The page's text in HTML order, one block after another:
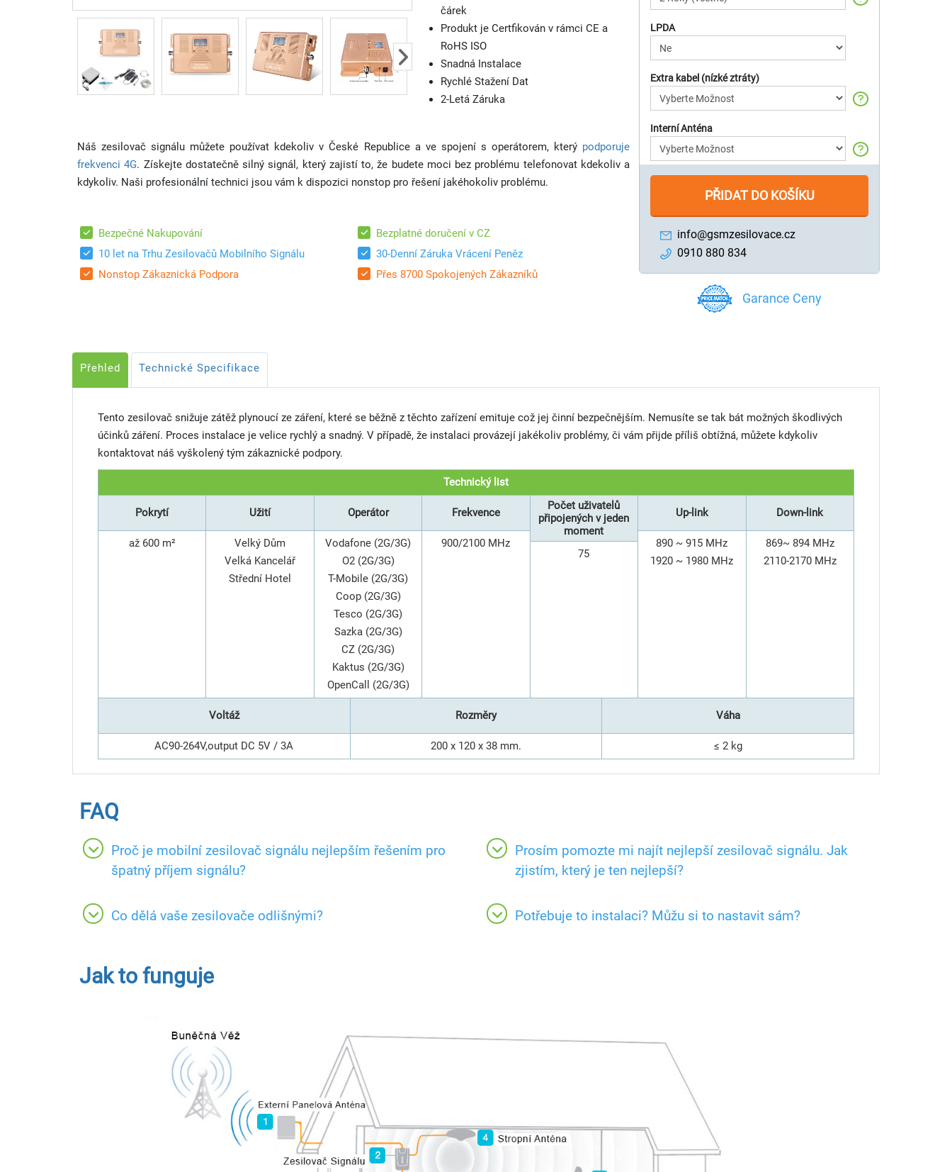
čárek
Produkt je Certfikován v rámci CE a
RoHS ISO
Snadná Instalace
Rychlé Stažení Dat
2-Letá Záruka
Náš zesilovač signálu můžete používat kdekoliv v České Republice a ve spojení s operátorem, který podporuje
frekvenci 4G. Získejte dostatečně silný signál, který zajistí to, že budete moci bez problému telefonovat kdekoliv a
kdykoliv. Naši profesionální technici jsou vám k dispozici nonstop pro řešení jakéhokoliv problému.
Bezpečné Nakupování
10 let na Trhu Zesilovačů Mobilního Signálu
Nonstop Zákaznická Podpora
Bezplatné doručení v CZ
30-Denní Záruka Vrácení Peněz
Přes 8700 Spokojených Zákazníků
LPDA
Extra kabel (nízké ztráty)
Interní Anténa
PŘIDAT DO KOŠÍKU
info@gsmzesilovace.cz
0910 880 834
Garance Ceny
Přehled Technické Specifikace
Tento zesilovač snižuje zátěž plynoucí ze záření, které se běžně z těchto zařízení emituje což jej činní bezpečnějším. Nemusíte se tak bát možných škodlivých
účinků záření. Proces instalace je velice rychlý a snadný. V případě, že instalaci provázejí jakékoliv problémy, či vám přijde příliš obtížná, můžete kdykoliv
kontaktovat náš vyškolený tým zákaznické podpory.
Technický list
Pokrytí
až 600 m²
Užití
Velký Dům
Velká Kancelář
Střední Hotel
Operátor
Vodafone (2G/3G)
O2 (2G/3G)
T-Mobile (2G/3G)
Coop (2G/3G)
Tesco (2G/3G)
Sazka (2G/3G)
CZ (2G/3G)
Kaktus (2G/3G)
OpenCall (2G/3G)
Frekvence
900/2100 MHz
Počet uživatelů
připojených v jeden
moment
75
Up-link
890 ~ 915 MHz
1920 ~ 1980 MHz
Down-link
869~ 894 MHz
2110-2170 MHz
Voltáž
AC90-264V,output DC 5V / 3A
Rozměry
200 x 120 x 38 mm.
Váha
≤ 2 kg
FAQ
Proč je mobilní zesilovač signálu nejlepším řešením pro
špatný příjem signálu?
Prosím pomozte mi najít nejlepší zesilovač signálu. Jak
zjistím, který je ten nejlepší?
Co dělá vaše zesilovače odlišnými? Potřebuje to instalaci? Můžu si to nastavit sám?
Jak to funguje